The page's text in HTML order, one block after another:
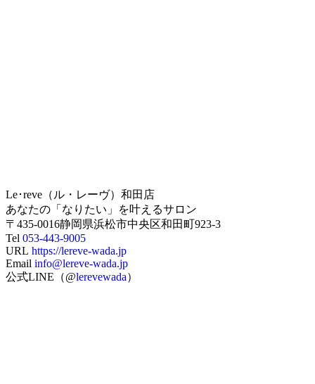
Le･reve（ル・レーヴ）和田店
あなたの「なりたい」を叶えるサロン
〒435-0016静岡県浜松市中央区和田町923-3
Tel 053-443-9005
URL https://lereve-wada.jp
Email info@lereve-wada.jp
公式LINE（@lerevewada）